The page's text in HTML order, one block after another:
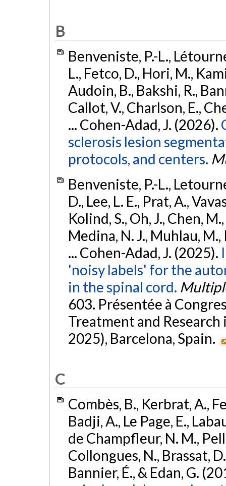
B
Benveniste, P.-L.,
L., Fetco, D., Hori, M.,
Audoin, B., Bakshi, R.,
Callot, V., Charlson, E.,
... Cohen-Adad, J. (2026).
sclerosis lesion
protocols, and centers.
Benveniste, P.-L.,
D., Lee, L. E., Prat, A.,
Kolind, S., Oh, J., Chen,
Medina, N. J., Muhlau, M.,
... Cohen-Adad, J. (2025).
'noisy labels' for the
in the spinal cord.
603. Présentée à
Treatment and
2025), Barcelona, Spain.
C
Combès, B., Kerbrat, A.,
Badji, A., Le Page, E.,
de Champfleur, N. M.,
Collongues, N., Brassat,
Bannier, É., & Edan, G.